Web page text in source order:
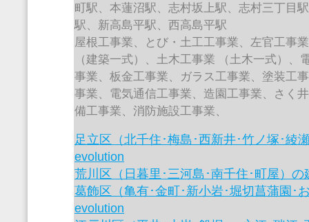
町駅、本蓮沼駅、志村坂上駅、志村三丁目
駅、新高島平駅、西高島平駅
屋根工事業、とび・土工工事業、左官工
（建築一式）、土木工事業 （土木一式）
事業、板金工事業、ガラス工事業、塗装工
事業、電気通信工事業、造園工事業、さく
備工事業、消防施設工事業、
足立区（北千住･梅島･西新井･竹ノ塚･綾
evolution
荒川区（日暮里･三河島･南千住･町屋）
葛飾区（亀有･金町･新小岩･堀切菖蒲園･
evolution